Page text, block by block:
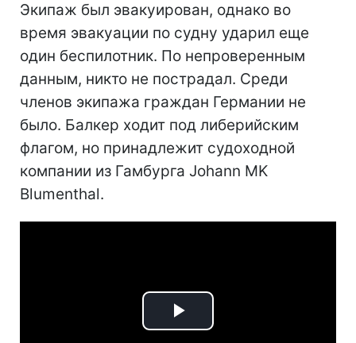
Экипаж был эвакуирован, однако во
время эвакуации по судну ударил еще
один беспилотник. По непроверенным
данным, никто не пострадал. Среди
членов экипажа граждан Германии не
было. Балкер ходит под либерийским
флагом, но принадлежит судоходной
компании из Гамбурга Johann MK
Blumenthal.
Play